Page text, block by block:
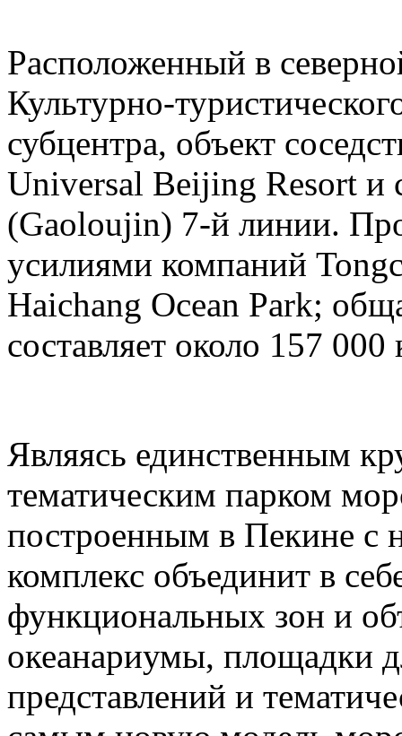
Расположенный в
Культурно-
субцентра, объект
Universal Beijing Resort и
(Gaoloujin) 7-й линии.
усилиями компаний
Haichang Ocean Park;
составляет около 157
Являясь единственным
тематическим парком
построенным в Пекине с
комплекс объединит в
функциональных зон и
океанариумы, площадки
представлений и